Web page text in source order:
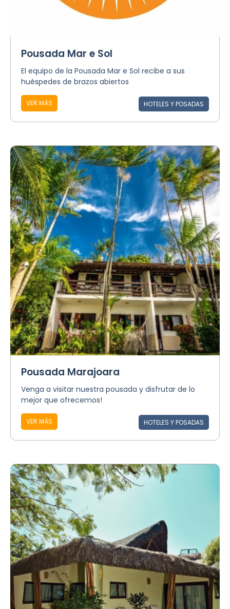
Pousada Mar e Sol
El equipo de la Pousada Mar e Sol recibe a sus
huéspedes de brazos abiertos
VER MÁS HOTELES Y POSADAS
Pousada Marajoara
Venga a visitar nuestra pousada y disfrutar de lo
mejor que ofrecemos!
VER MÁS HOTELES Y POSADAS